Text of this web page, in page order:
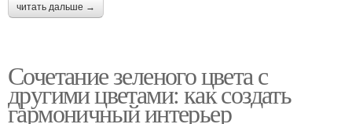
читать дальше →
Сочетание зеленого цвета с
другими цветами: как создать
гармоничный интерьер